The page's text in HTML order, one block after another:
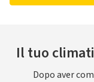
Il tuo
Dopo aver